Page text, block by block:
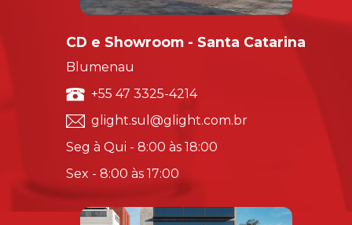
CD e Showroom - Santa Catarina
Blumenau
+55 47 3325-4214
glight.sul@glight.com.br
Seg à Qui - 8:00 às 18:00
Sex - 8:00 às 17:00